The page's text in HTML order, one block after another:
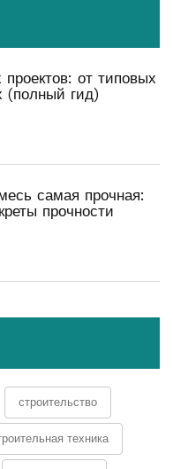
от типовых
(полный гид)
самая прочная:
прочности
строительство
техника